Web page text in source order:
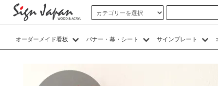
オーダーメイド看板 バナー・幕・シート サインプレート